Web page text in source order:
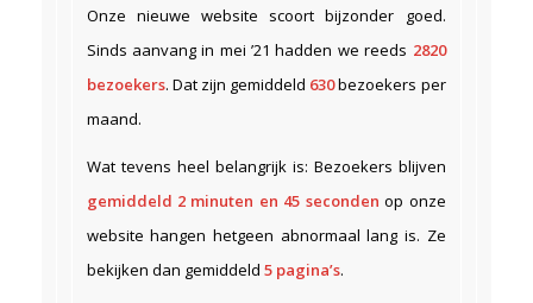
Onze nieuwe website scoort bijzonder goed.
Sinds aanvang in mei ’21 hadden we reeds 2820
bezoekers. Dat zijn gemiddeld 630bezoekers per
maand.
Wat tevens heel belangrijk is: Bezoekers blijven
gemiddeld 2 minuten en 45 secondenop onze
website hangen hetgeen abnormaal lang is. Ze
bekijken dan gemiddeld 5 pagina’s.